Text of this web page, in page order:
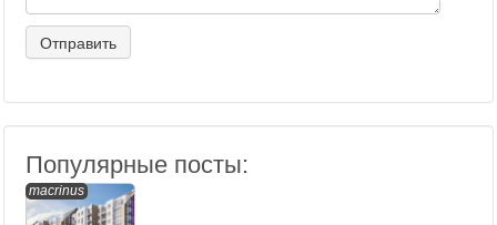
Популярные посты:
macrinus